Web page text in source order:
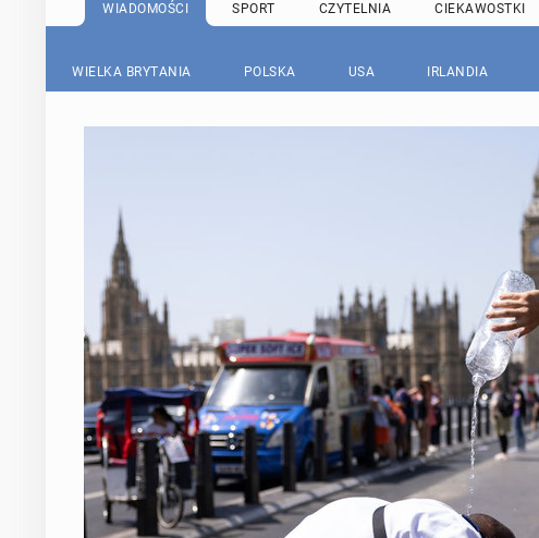
WIADOMOŚCI SPORT CZYTELNIA CIEKAWOSTKI
WIELKA BRYTANIA POLSKA USA IRLANDIA